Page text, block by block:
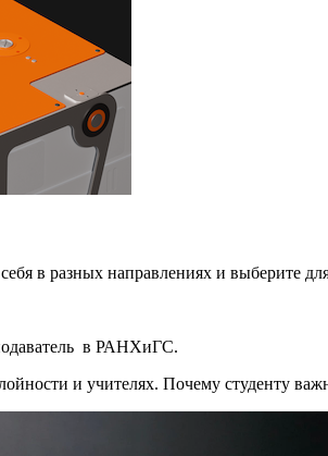
в разных направлениях и выберите
в РАНХиГС.
и учителях. Почему студенту